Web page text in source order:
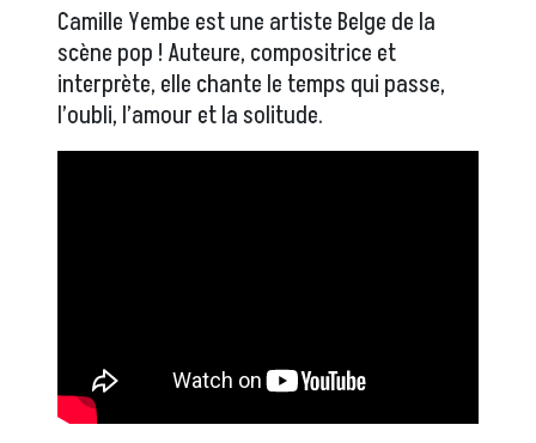
Camille Yembe est une artiste Belge de la
scène pop ! Auteure, compositrice et
interprète, elle chante le temps qui passe,
l’oubli, l’amour et la solitude.